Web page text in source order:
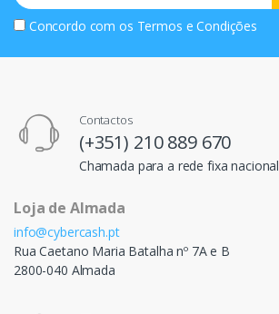
Concordo com os Termos e Condições
Contactos
(+351) 210 889 670
Chamada para a rede fixa nacional
Loja de Almada
info@cybercash.pt
Rua Caetano Maria Batalha nº 7A e B
2800-040 Almada